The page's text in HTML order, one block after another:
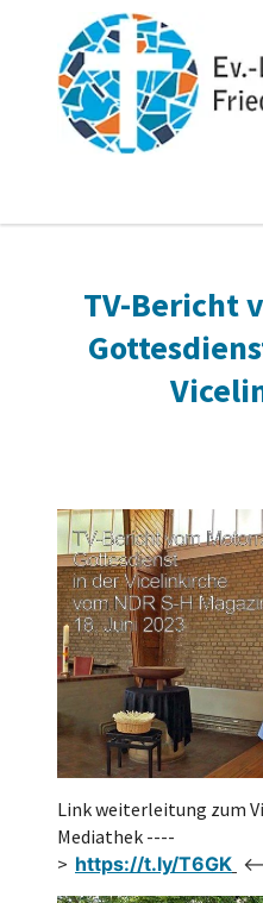
TV-Bericht
Link weiterleitung zum
Mediathek ----
> https://t.ly/T6GK